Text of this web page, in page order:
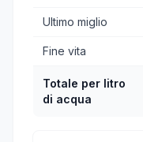
Ultimo miglio
Fine vita
Totale per litro
di acqua